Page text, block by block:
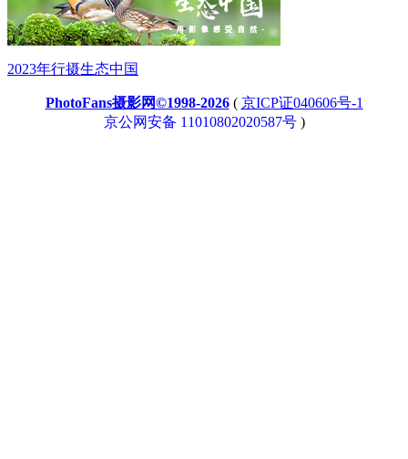
2023年行摄生态中国
PhotoFans摄影网©1998-2026( 京ICP证040606号-1
京公网安备 11010802020587号)